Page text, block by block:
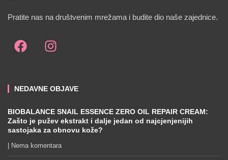
Pratite nas na društvenim mrežama i budite dio naše zajednice.
NEDAVNE OBJAVE
BIOBALANCE SNAIL ESSENCE ZERO OIL REPAIR CREAM:
Zašto je pužev ekstrakt i dalje jedan od najcjenjenijih
sastojaka za obnovu kože?
Nema komentara